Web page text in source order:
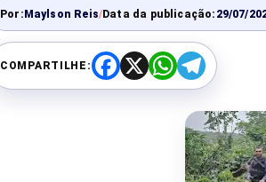
Por:Maylson Reis/Data da publicação: 29/07/
COMPARTILHE:
F
a
X
W
h
T
e
e
g
r
a
m